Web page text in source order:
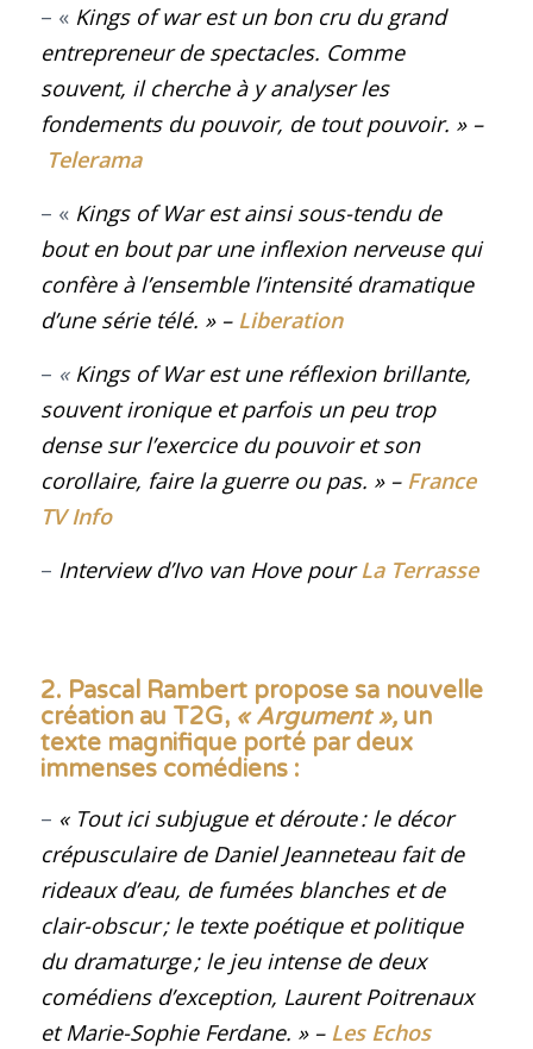
– « Kings of warest un bon cru du grand
entrepreneur de spectacles. Comme
souvent, il cherche à y analyser les
fondements du pouvoir, de tout pouvoir. » –
Telerama
– « Kings of War est ainsi sous-tendu de
bout en bout par une inflexion nerveuse qui
confère à l’ensemble l’intensité dramatique
d’une série télé. » – Liberation
– « Kings of War est une réflexion brillante,
souvent ironique et parfois un peu trop
dense sur l’exercice du pouvoir et son
corollaire, faire la guerre ou pas. »– France
TV Info
– Interview d’Ivo van Hove pourLa Terrasse
2. Pascal Rambert propose sa nouvelle
création au T2G, « Argument », un
texte magnifique porté par deux
immenses comédiens:
– « Tout ici subjugue et déroute : le décor
crépusculaire de Daniel Jeanneteau fait de
rideaux d’eau, de fumées blanches et de
clair-obscur ; le texte poétique et politique
du dramaturge ; le jeu intense de deux
comédiens d’exception, Laurent Poitrenaux
et Marie-Sophie Ferdane. » – Les Echos